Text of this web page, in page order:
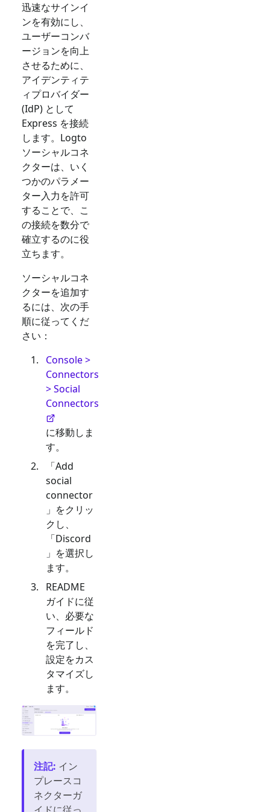
迅速なサインイ
ンを有効にし、
ユーザーコンバ
ージョンを向上
させるために、
アイデンティテ
ィプロバイダー
(IdP) として
Express を接続
します。Logto
ソーシャルコネ
クターは、いく
つかのパラメー
ター入力を許可
することで、こ
の接続を数分で
確立するのに役
立ちます。
ソーシャルコネ
クターを追加す
るには、次の手
順に従ってくだ
さい：
Console >
Connectors
> Social
Connectors
に移動しま
す。
「Add
social
connector
」をクリッ
クし、
「Discord
」を選択し
ます。
README
ガイドに従
い、必要な
フィールド
を完了し、
設定をカス
タマイズし
ます。
注記: イン
プレースコ
ネクターガ